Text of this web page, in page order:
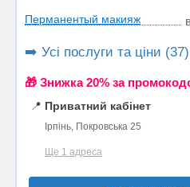
Перманентый макияж
➡️ Усі послуги та ціни (37)
🎁 Знижка 20% за
📍 Приватний кабінет
Ірпінь, Покровська 25
Ще 1 адреса